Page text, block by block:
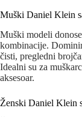
Muški Daniel Klein
Muški modeli
kombinacije.
čisti, pregledni
Idealni su za
aksesoar.
Ženski Daniel Klein